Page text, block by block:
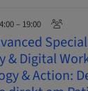
– 19:00
& Digital
& Action: